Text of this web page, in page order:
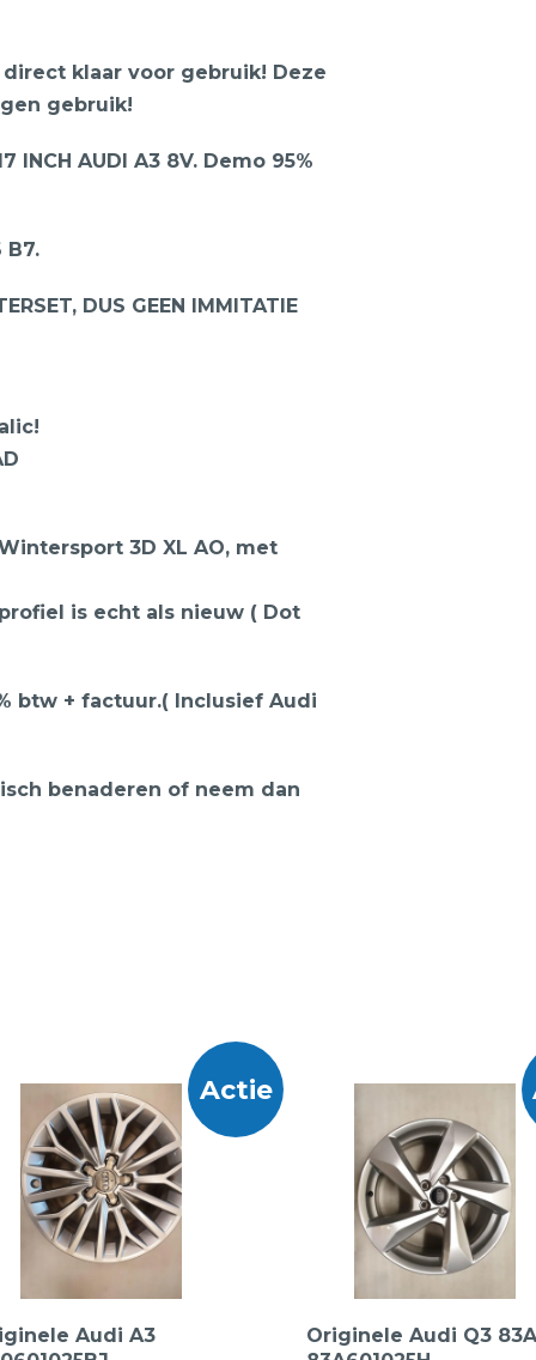
klaar voor gebruik! Deze
gebruik!
INCH AUDI A3 8V. Demo 95%
B7.
DUS GEEN IMMITATIE
Wintersport 3D XL AO, met
is echt als nieuw ( Dot
btw + factuur.( Inclusief Audi
benaderen of neem dan
Actie
Audi A3
Originele Audi Q3 83A